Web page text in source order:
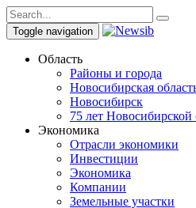
Toggle navigation
Область
Районы и города
Новосибирская
Новосибирск
75 лет Новосибирской
Экономика
Отрасли экономики
Инвестиции
Экономика
Компании
Земельные участки